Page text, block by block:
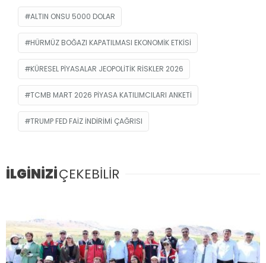
ALTIN ONSU 5000 DOLAR
HÜRMÜZ BOĞAZI KAPATILMASI EKONOMIK ETKISI
KÜRESEL PIYASALAR JEOPOLITIK RISKLER 2026
TCMB MART 2026 PIYASA KATILIMCILARI ANKETI
TRUMP FED FAIZ İNDIRIMI ÇAĞRISI
İLGİNİZİÇEKEBİLİR